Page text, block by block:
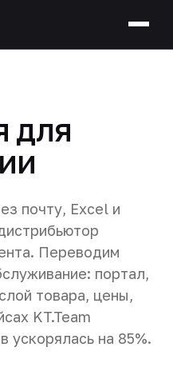
для
почту, Excel и
Переводим
портал,
товара, цены,
KT.Team
ускорялась на 85%.